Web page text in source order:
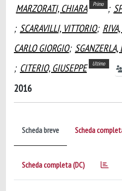
MARZORATI, CHIARA Primo ;
; SCARAVILLI, VITTORIO;
CARLO GIORGIO;
; CITERIO, GIUSEPPE Ultimo
2016
Scheda breve Scheda
Scheda completa (DC)